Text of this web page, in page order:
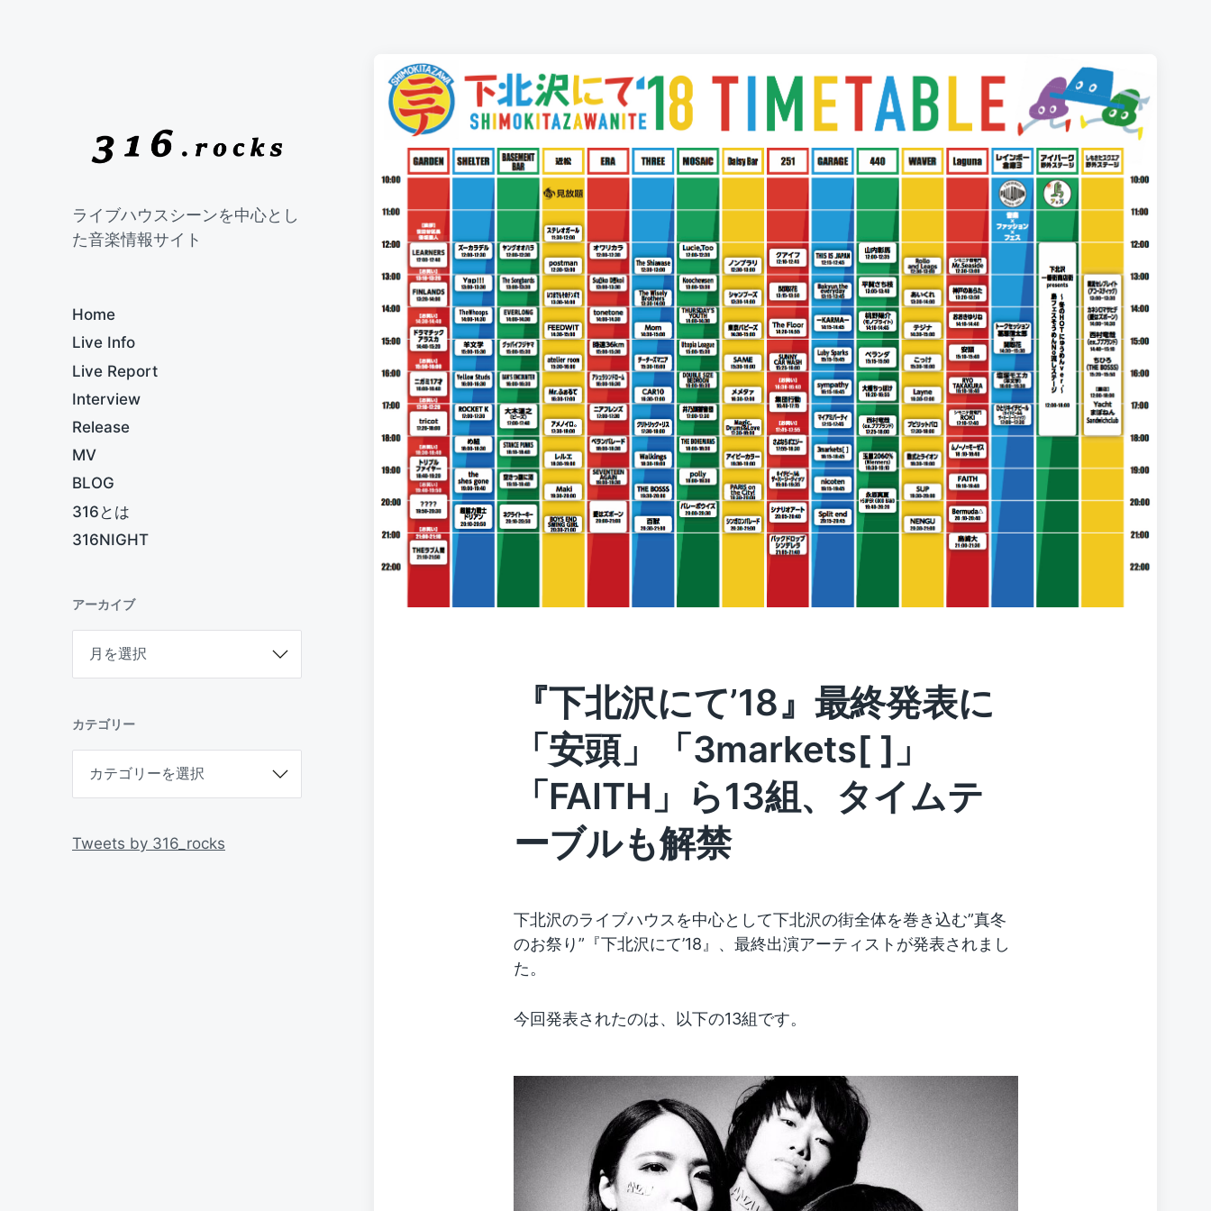
ライブハウスシーンを中心とし
た音楽情報サイト
Home
Live Info
Live Report
Interview
Release
MV
BLOG
316とは
316NIGHT
アーカイブ
カ
ブ
カテゴリー
ゴ
ー
Tweets by 316_rocks
『下北沢にて’18』最終発表に
「安頭」「3markets[ ]」
「FAITH」ら13組、タイムテ
ーブルも解禁
下北沢のライブハウスを中心として下北沢の街全体を巻き込む”真冬
のお祭り”『下北沢にて’18』、最終出演アーティストが発表されまし
た。
今回発表されたのは、以下の13組です。